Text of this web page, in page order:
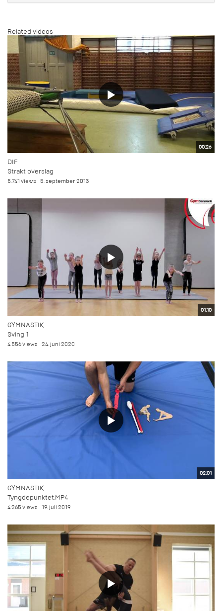
Related videos
00:26
DIF
Strakt overslag
5.741 views 5. september 2013
01:10
GYMNASTIK
Sving 1
4.556 views 24. juni 2020
02:01
GYMNASTIK
Tyngdepunktet.MP4
4.265 views 19. juli 2019